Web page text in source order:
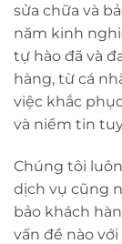
sửa chữa và
năm kinh
tự hào đã và
hàng, từ cá
việc khắc
và niềm tin
Chúng tôi
dịch vụ cũng
bảo khách
vấn đề nào